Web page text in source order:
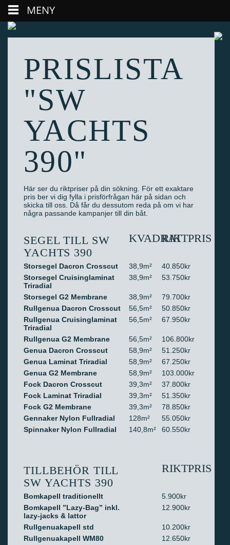
PRISLISTA
"SW
YACHTS
390"
Här ser du riktpriser på din sökning. För ett exaktare
pris ber vi dig fylla i prisförfrågan här på sidan och
skicka till oss. Då får du dessutom reda på om vi har
några passande kampanjer till din båt.
SEGEL TILL SW
YACHTS 390
KVADRATRIKTPRIS
Storsegel Dacron Crosscut 38,9m²
40.850kr
Storsegel Cruisinglaminat
Triradial
38,9m² 53.750kr
Storsegel G2 Membrane 38,9m²
79.700kr
Rullgenua Dacron Crosscut
56,5m²
50.850kr
Rullgenua Cruisinglaminat
Triradial
56,5m² 67.950kr
Rullgenua G2 Membrane 56,5m²
106.800kr
Genua Dacron Crosscut
58,9m²
51.250kr
Genua Laminat Triradial
58,9m²
67.250kr
Genua G2 Membrane
58,9m²
103.000kr
Fock Dacron Crosscut
39,3m²
37.800kr
Fock Laminat Triradial
39,3m²
51.350kr
Fock G2 Membrane
39,3m²
78.850kr
Gennaker Nylon Fullradial
128m²
55.050kr
Spinnaker Nylon Fullradial
140,8m² 60.550kr
TILLBEHÖR TILL
SW YACHTS 390
RIKTPRIS
Bomkapell traditionellt
5.900kr
Bomkapell ”Lazy-Bag” inkl.
lazy-jacks & lattor
12.900kr
Rullgenuakapell std
10.200kr
Rullgenuakapell WM80
12.650kr
MENY